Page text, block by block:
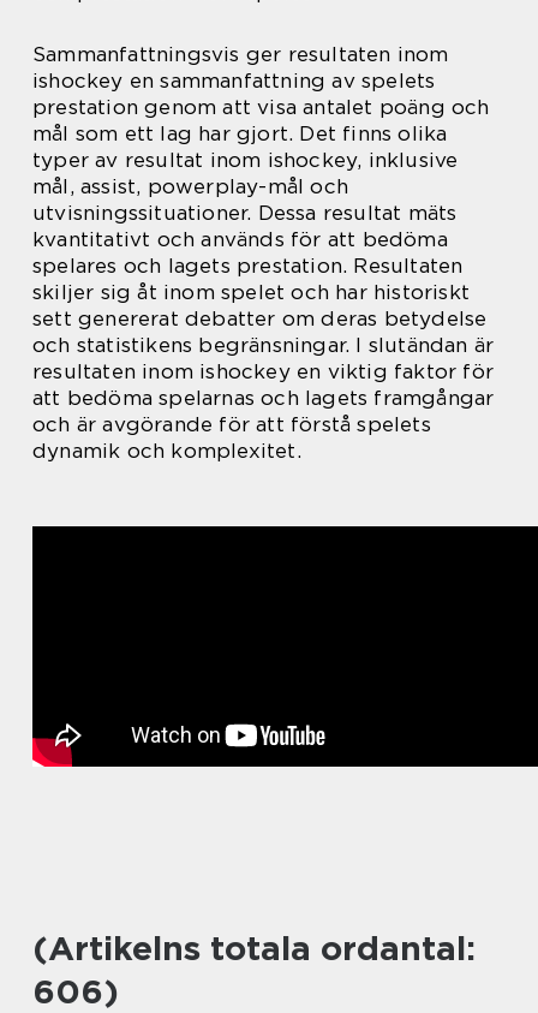
Sammanfattningsvis ger resultaten inom
ishockey en sammanfattning av spelets
prestation genom att visa antalet poäng och
mål som ett lag har gjort. Det finns olika
typer av resultat inom ishockey, inklusive
mål, assist, powerplay-mål och
utvisningssituationer. Dessa resultat mäts
kvantitativt och används för att bedöma
spelares och lagets prestation. Resultaten
skiljer sig åt inom spelet och har historiskt
sett genererat debatter om deras betydelse
och statistikens begränsningar. I slutändan är
resultaten inom ishockey en viktig faktor för
att bedöma spelarnas och lagets framgångar
och är avgörande för att förstå spelets
dynamik och komplexitet.
(Artikelns totala ordantal:
606)